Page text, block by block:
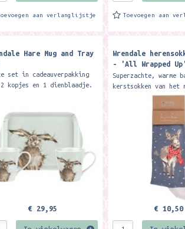
aan verlanglijstje Toevoegen aan
Hare Mug and Tray
set in cadeauverpakking
2 kopjes en 1 dienblaadje.
inhoud...
€ 29,95
Wrendale
- 'All Wrapped
Men's Socks
Superzachte, warme
kerstsokken van het
Wrendale Designs. De
zijn gemaakt van
bamboe. Het
€ 10,50